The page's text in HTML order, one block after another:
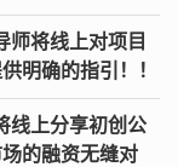
师将线上对项目
明确的指引！！
线上分享初创公
的融资无缝对